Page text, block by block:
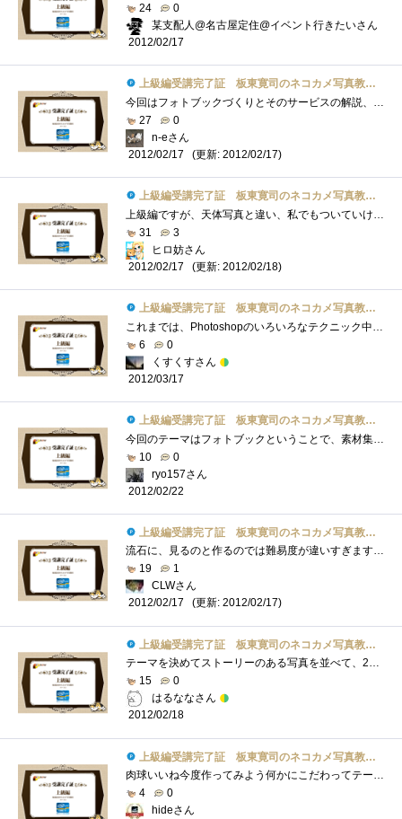
24
0
某支配人@名古屋定住@イベント行きたいさん
2012/02/17
上級編受講完了証 板東寛司のネコカメ写真教室パート2
今回はフォトブックづくりとそのサービスの解説、写真がそろってればわりと簡単に作れそうなので試してみたいですね。上級編の掲載と同時に�...
27
0
n-eさん
2012/02/17
(更新: 2012/02/17)
上級編受講完了証 板東寛司のネコカメ写真教室パート2
上級編ですが、天体写真と違い、私でもついていけそうです。肉球可愛いですね。私は、ネコ繋がりでこれとか、肉球マウスパッドネコ耳イヤホ�...
31
3
ヒロ妨さん
2012/02/17
(更新: 2012/02/18)
上級編受講完了証 板東寛司のネコカメ写真教室パート2
これまでは、Photoshopのいろいろなテクニック中心でしたが、今回のフォトブックなら敷居も高くなく挑戦してみても良さそうな内容だったと思い�...
6
0
くすくすさん
2012/03/17
上級編受講完了証 板東寛司のネコカメ写真教室パート2
今回のテーマはフォトブックということで、素材集めから編集など結構な手間がかかってますね。でも、手間がかかってもペットのフォトブック�...
10
0
ryo157さん
2012/02/22
上級編受講完了証 板東寛司のネコカメ写真教室パート2
流石に、見るのと作るのでは難易度が違いすぎますね。(笑)それでも、猫以外でも使えそうなので、Webとか参考になりました。・・・よかったよか...
19
1
CLWさん
2012/02/17
(更新: 2012/02/17)
上級編受講完了証 板東寛司のネコカメ写真教室パート2
テーマを決めてストーリーのある写真を並べて、20ページの冊子作り写真選びのセンスとストーリーで、かなり本格的な写真集になりそうです。
15
0
はるななさん
2012/02/18
上級編受講完了証 板東寛司のネコカメ写真教室パート2
肉球いいね今度作ってみよう何かにこだわってテーマを決めると良い物が出来そうラフイメージを作ると確かにわかりやすいですなあ
4
0
hideさん